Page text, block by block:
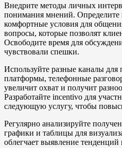
Внедрите методы личных
понимания мнений. Определите
комфортные условия для
вопросы, которые позволят
Освободите время для
чувствовали спешки.
Используйте разные каналы
платформы, телефонные
увеличит охват и получит
Разработайте incentivo для
следующую услугу, чтобы
Регулярно анализируйте
графики и таблицы для
облегчает выявление